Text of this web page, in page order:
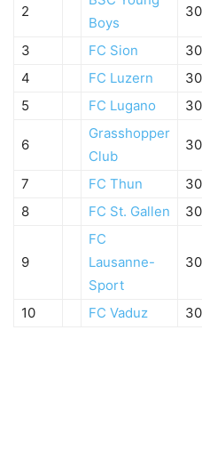
2
Boys
30
3 FC Sion 30
4
FC Luzern 30
5
FC Lugano 30
6
Grasshopper
Club
30
7 FC Thun 30
8
FC St. Gallen 30
9
FC
Lausanne-
Sport
30
10 FC Vaduz 30